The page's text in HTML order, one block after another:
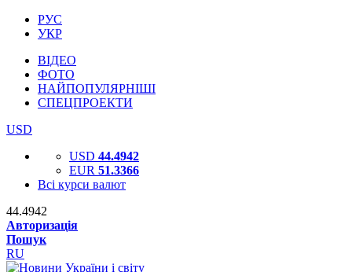
РУС
УКР
ВІДЕО
ФОТО
НАЙПОПУЛЯРНІШІ
СПЕЦПРОЕКТИ
USD
USD 44.4942
EUR 51.3366
Всі курси валют
44.4942
Авторизація
Пошук
RU